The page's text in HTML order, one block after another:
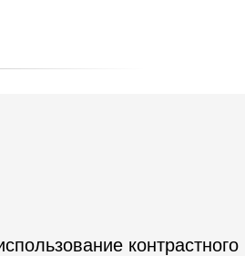
контрастного